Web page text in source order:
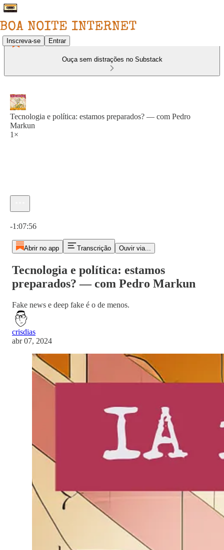
Inscreva-se Entrar
Ouça sem distrações no Substack
Tecnologia e política: estamos preparados? — com Pedro
Markun
1×
-1:07:56
Abrir no app Transcrição Ouvir via...
Tecnologia e política: estamos
preparados? — com Pedro Markun
Fake news e deep fake é o de menos.
crisdias
abr 07, 2024